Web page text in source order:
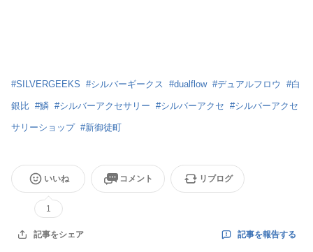
#SILVERGEEKS #シルバーギークス #dualflow #デュアルフロウ #白
銀比 #鱗 #シルバーアクセサリー #シルバーアクセ #シルバーアクセ
サリーショップ #新御徒町
いいね
1
コメント リブログ
記事をシェア 記事を報告する